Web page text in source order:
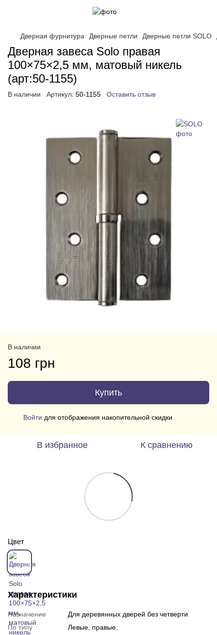
Дверная фурнитура Дверные петли Дверные петли SOLO
Дверная завеса Solo правая
100×75×2,5 мм, матовый никель
(арт:50-1155)
В наличии Артикул: 50-1155 Оставить отзыв
В наличии
108 грн
Купить
Войти для отображения накопительной скидки
В избранное К сравнению
Цвет
Характеристики
Назначение
Для деревянных дверей без четверти
По типу
Левые, правые.